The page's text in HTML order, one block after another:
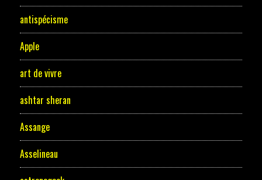
antispécisme
Apple
art de vivre
ashtar sheran
Assange
Asselineau